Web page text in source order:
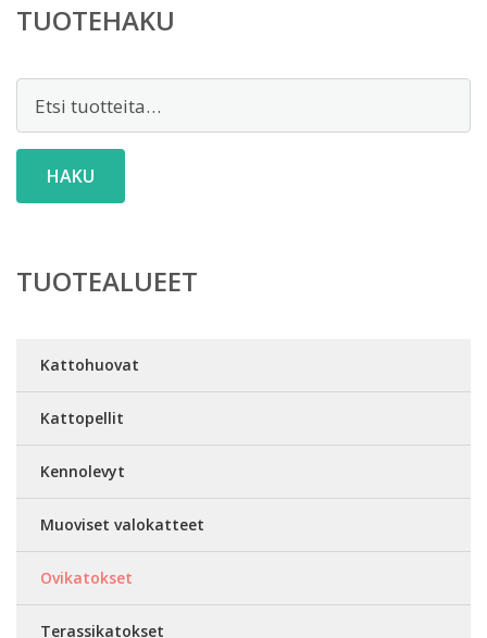
TUOTEHAKU
HAKU
TUOTEALUEET
Kattohuovat
Kattopellit
Kennolevyt
Muoviset valokatteet
Ovikatokset
Terassikatokset